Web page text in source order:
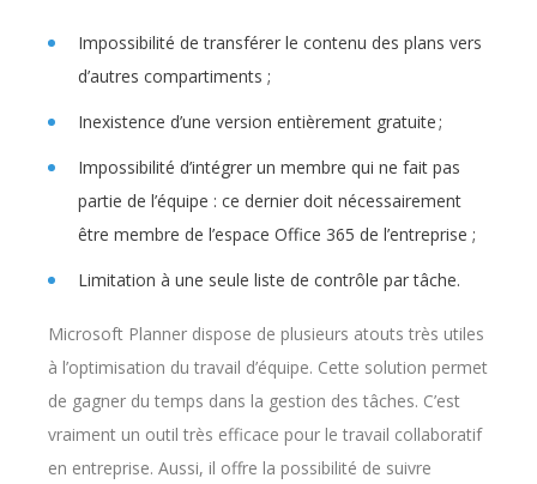
Impossibilité de transférer le contenu des plans vers
d’autres compartiments ;
Inexistence d’une version entièrement gratuite ;
Impossibilité d’intégrer un membre qui ne fait pas
partie de l’équipe : ce dernier doit nécessairement
être membre de l’espace Office 365 de l’entreprise ;
Limitation à une seule liste de contrôle par tâche.
Microsoft Planner dispose de plusieurs atouts très utiles
à l’optimisation du travail d’équipe. Cette solution permet
de gagner du temps dans la gestion des tâches. C’est
vraiment un outil très efficace pour le travail collaboratif
en entreprise. Aussi, il offre la possibilité de suivre